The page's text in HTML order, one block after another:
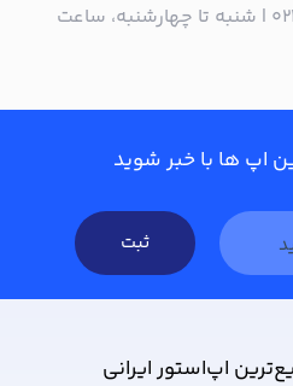
تلفن پشتیبانی ۰۲۱۵۷۹۴۲۰۰۰ | شنبه تا چهارشنبه، ساعت
اپ ها با خبر شوید
ثبت
اپ‌استور ایرانی